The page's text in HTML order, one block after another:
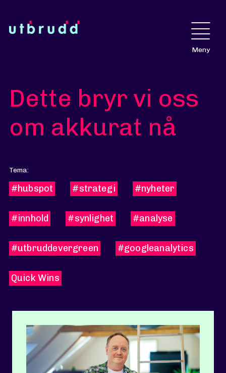
Meny
Dette bryr vi oss
om akkurat nå
Tema:
#hubspot #strategi #nyheter
#innhold #synlighet #analyse
#utbruddevergreen #googleanalytics
Quick Wins